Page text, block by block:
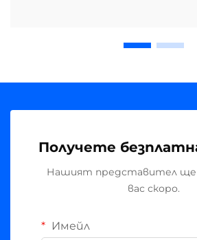
Получете
Нашият представител ще
вас скоро.
Имейл